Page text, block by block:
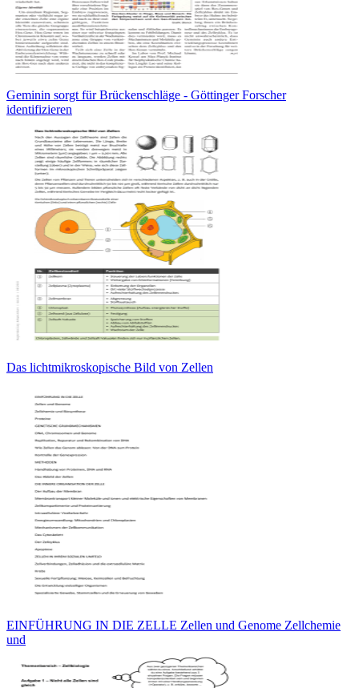
Geminin sorgt für Brückenschläge - Göttinger Forscher
identifizieren
Das lichtmikroskopische Bild von Zellen
EINFÜHRUNG IN DIE ZELLE Zellen und Genome Zellchemie
und